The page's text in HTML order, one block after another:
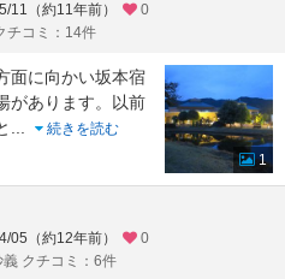
11（約11年前）
0
チコミ：14件
面に向かい坂本宿
があります。以前
...
続きを読む
1
05（約12年前）
0
クチコミ：6件